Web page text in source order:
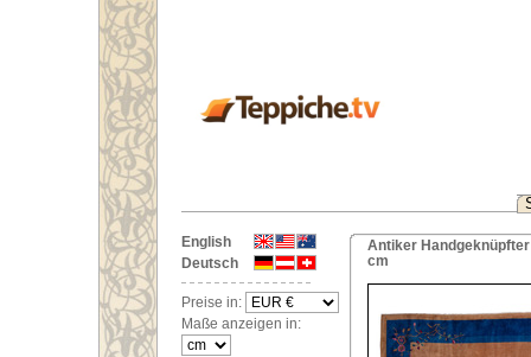
English
Deutsch
Preise in:
Maße anzeigen in:
Antiker Handgeknüpfter
cm